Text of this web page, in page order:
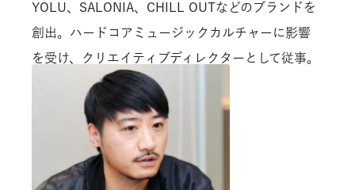
YOLU、SALONIA、CHILL OUTなどのブランドを
創出。ハードコアミュージックカルチャーに影響
を受け、クリエイティブディレクターとして従事。